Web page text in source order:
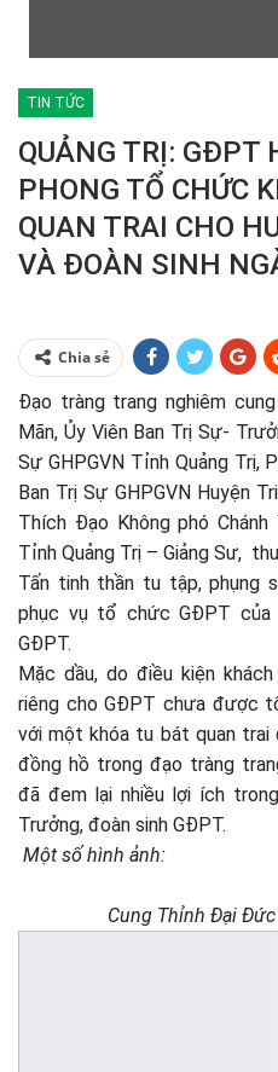
TIN TỨC
QUẢNG TRỊ: GĐPT
PHONG TỔ CHỨC
QUAN TRAI CHO
VÀ ĐOÀN SINH
Chia sẻ
Đạo tràng trang nghiêm
Mãn, Ủy Viên Ban Trị Sự-
Sự GHPGVN Tỉnh Quảng Trị,
Ban Trị Sự GHPGVN Huyện
Thích Đạo Không phó
Tỉnh Quảng Trị – Giảng Sư,
Tấn tinh thần tu tập, phụng
phục vụ tổ chức GĐPT của
GĐPT.
Mặc dầu, do điều kiện
riêng cho GĐPT chưa được
với một khóa tu bát quan
đồng hồ trong đạo tràng
đã đem lại nhiều lợi ích
Trưởng, đoàn sinh GĐPT.
Một số hình ảnh:
Cung Thỉnh Đại